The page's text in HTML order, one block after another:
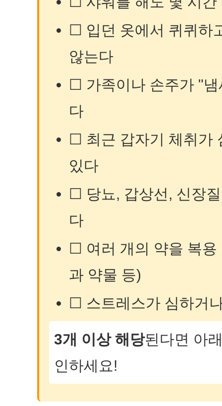
☐ 입던 옷에서 퀴퀴하
않는다
☐ 가족이나 손주가 "
다
☐ 최근 갑자기 체취가
있다
☐ 당뇨, 갑상선, 신장
다
☐ 여러 개의 약을 복용
과 약물 등)
☐ 스트레스가 심하거
3개 이상 해당된다면 아
인하세요!